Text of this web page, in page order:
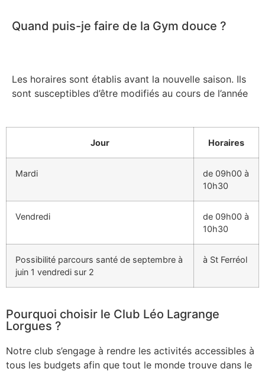
Quand puis-je faire de la Gym douce ?
Les horaires sont établis avant la nouvelle saison. Ils
sont susceptibles d’être modifiés au cours de l’année
Jour Horaires
Mardi
de 09h00 à
10h30
Vendredi
de 09h00 à
10h30
Possibilité parcours santé de septembre à
juin 1 vendredi sur 2
à St Ferréol
Pourquoi choisir le Club Léo Lagrange
Lorgues ?
Notre club s’engage à rendre les activités accessibles à
tous les budgets afin que tout le monde trouve dans le